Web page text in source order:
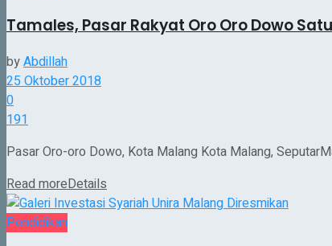
Tamales, Pasar Rakyat Oro Oro Dowo
byAbdillah
25 Oktober 2018
0
191
Pasar Oro-oro Dowo, Kota Malang Kota Malang,
Read moreDetails
Pendidikan